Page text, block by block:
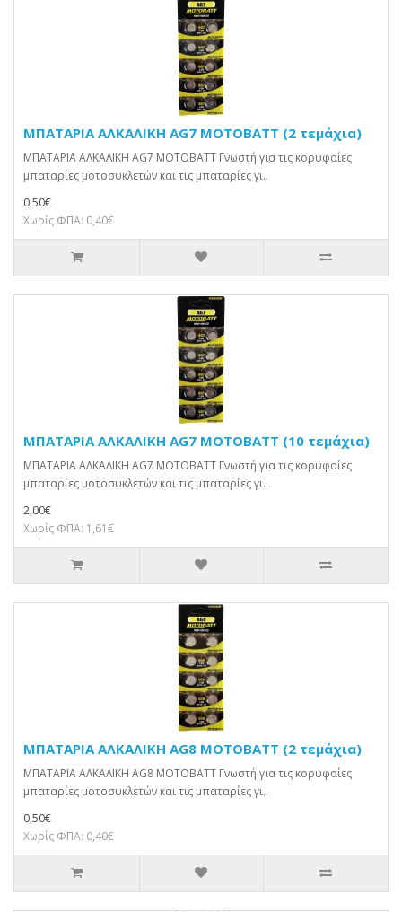
ΜΠΑΤΑΡΙΑ ΑΛΚΑΛΙΚΗ AG7 MOTOBATT (2 τεμάχια)
ΜΠΑΤΑΡΙΑ ΑΛΚΑΛΙΚΗ AG7 MOTOBATT Γνωστή για τις κορυφαίες
μπαταρίες μοτοσυκλετών και τις μπαταρίες γι..
0,50€
Χωρίς ΦΠΑ: 0,40€
ΜΠΑΤΑΡΙΑ ΑΛΚΑΛΙΚΗ AG7 MOTOBATT (10 τεμάχια)
ΜΠΑΤΑΡΙΑ ΑΛΚΑΛΙΚΗ AG7 MOTOBATT Γνωστή για τις κορυφαίες
μπαταρίες μοτοσυκλετών και τις μπαταρίες γι..
2,00€
Χωρίς ΦΠΑ: 1,61€
ΜΠΑΤΑΡΙΑ ΑΛΚΑΛΙΚΗ AG8 MOTOBATT (2 τεμάχια)
ΜΠΑΤΑΡΙΑ ΑΛΚΑΛΙΚΗ AG8 MOTOBATT Γνωστή για τις κορυφαίες
μπαταρίες μοτοσυκλετών και τις μπαταρίες γι..
0,50€
Χωρίς ΦΠΑ: 0,40€